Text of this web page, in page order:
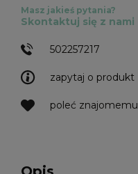
zapytaj o produkt
poleć znajomemu
Masz jakieś pytania?
Skontaktuj się z nami
502257217